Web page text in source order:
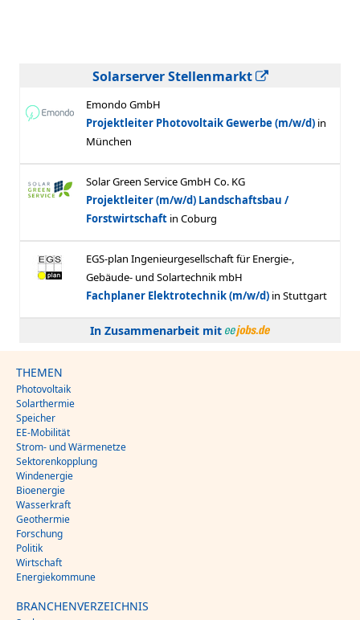
Solarserver Stellenmarkt
In Zusammenarbeit mit
THEMEN
Photovoltaik
Solarthermie
Speicher
EE-Mobilität
Strom- und Wärmenetze
Sektorenkopplung
Windenergie
Bioenergie
Wasserkraft
Geothermie
Forschung
Politik
Wirtschaft
Energiekommune
BRANCHENVERZEICHNIS